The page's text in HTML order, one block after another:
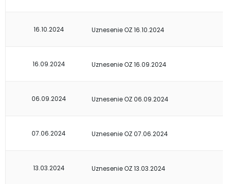
16.10.2024 Uznesenie OZ 16.10.2024
16.09.2024 Uznesenie OZ 16.09.2024
06.09.2024 Uznesenie OZ 06.09.2024
07.06.2024 Uznesenie OZ 07.06.2024
13.03.2024 Uznesenie OZ 13.03.2024